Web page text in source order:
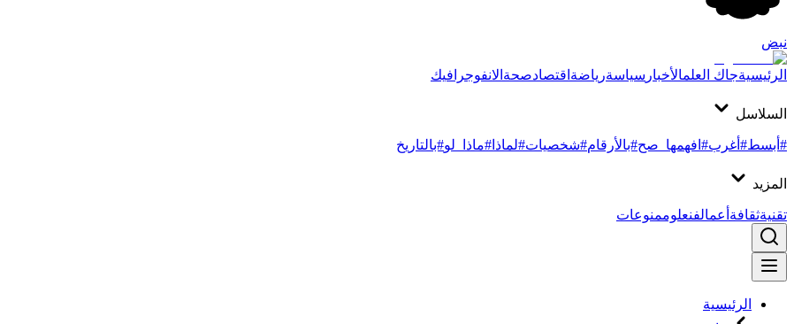
نبض
الرئيسيةجاك العلمالأخبار سياسةرياضة اقتصادصحة الانفوجرافيك
السلاسل
#أبسط#أغرب#افهمها_صح#بالأرقام#شخصيات#لماذا #ماذا_لو#بالتاريخ
المزيد
تقنيةثقافة أعمالفنعلوممنوعات
الرئيسية